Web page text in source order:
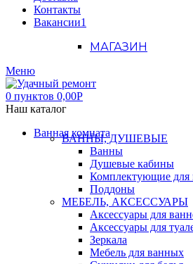
Контакты
Вакансии1
МАГАЗИН
Меню
0 пунктов 0,00Р
Наш каталог
Ванная комната
ВАННЫ, ДУШЕВЫЕ
Ванны
Душевые кабины
Комплектующие для
Поддоны
МЕБЕЛЬ, АКСЕССУАРЫ
Аксессуары для
Аксессуары для
Зеркала
Мебель для ванных